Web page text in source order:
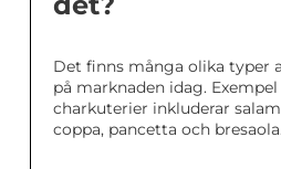
Det finns många olika typer
på marknaden idag.
charkuterier inkluderar
coppa, pancetta och